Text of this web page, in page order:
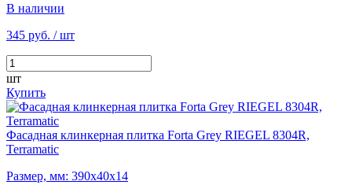
В наличии
345 руб. / шт
шт
Купить
Фасадная клинкерная плитка Forta Grey RIEGEL 8304R,
Terramatic
Размер, мм: 390х40х14